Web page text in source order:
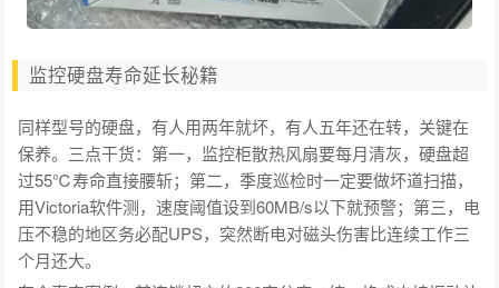
监控硬盘寿命延长秘籍
同样型号的硬盘，有人用两年就坏，有人五年还在转，关键在
保养。三点干货：第一，监控柜散热风扇要每月清灰，硬盘超
过55℃寿命直接腰斩；第二，季度巡检时一定要做坏道扫描，
用Victoria软件测，速度阈值设到60MB/s以下就预警；第三，电
压不稳的地区务必配UPS，突然断电对磁头伤害比连续工作三
个月还大。